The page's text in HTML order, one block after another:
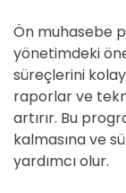
Ön muhasebe
yönetimdeki
süreçlerini
raporlar ve
artırır. Bu
kalmasına ve
yardımcı olur.